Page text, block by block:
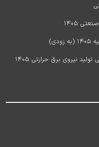
1405
آخرین اخبار استخدام شرکت مادر تخصصی تولید نیروی برق حرارتی 1405